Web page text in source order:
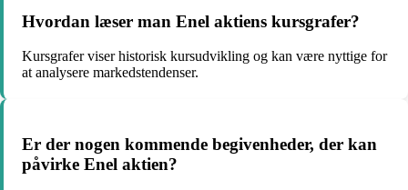
Hvordan læser man Enel aktiens kursgrafer?
Kursgrafer viser historisk kursudvikling og kan være nyttige for
at analysere markedstendenser.
Er der nogen kommende begivenheder, der kan
påvirke Enel aktien?